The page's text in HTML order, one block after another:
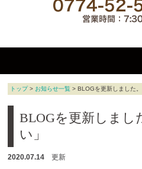
トップ> お知らせ一覧 > BLOGを更新しました
BLOGを更新しま
い」
2020.07.14 更新